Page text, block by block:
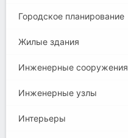
Городское планирование
Жилые здания
Инженерные сооружения
Инженерные узлы
Интерьеры